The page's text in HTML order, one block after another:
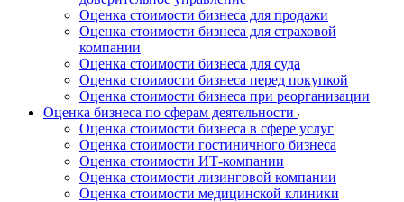
Оценка стоимости бизнеса для продажи
Оценка стоимости бизнеса для страховой
компании
Оценка стоимости бизнеса для суда
Оценка стоимости бизнеса перед покупкой
Оценка стоимости бизнеса при реорганизации
Оценка бизнеса по сферам деятельности
Оценка стоимости бизнеса в сфере услуг
Оценка стоимости гостиничного бизнеса
Оценка стоимости ИТ-компании
Оценка стоимости лизинговой компании
Оценка стоимости медицинской клиники